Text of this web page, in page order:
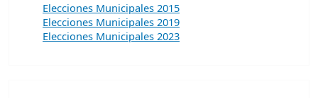
Elecciones Municipales 2015
Elecciones Municipales 2019
Elecciones Municipales 2023